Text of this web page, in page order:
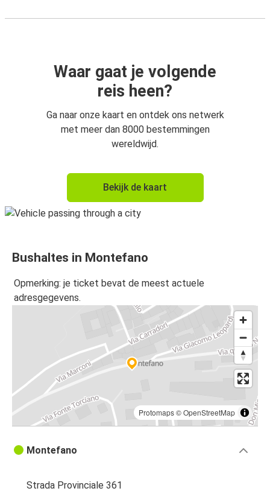
Waar gaat je volgende
reis heen?
Ga naar onze kaart en ontdek ons netwerk
met meer dan 8000 bestemmingen
wereldwijd.
Bekijk de kaart
Bushaltes in Montefano
Opmerking: je ticket bevat de meest actuele
adresgegevens.
Protomaps©OpenStreetMap
Montefano
Strada Provinciale 361